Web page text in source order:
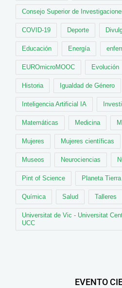
Consejo Superior de
COVID-19 Deporte
Educación Energía
EUROmicroMOOC Evolución
Historia Igualdad de Género
Inteligencia Artificial IA
Matemáticas Medicina
Mujeres Mujeres científicas
Museos Neurociencias
Pint of Science Planeta Tierra
Química Salud Talleres
Universitat de Vic - Universitat
UCC
EVENTO